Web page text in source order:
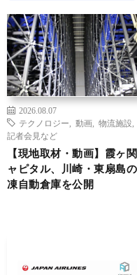
2026.08.07
テクノロジー
動画 物流施設
記者会見など
【現地取材・動画】霞ヶ
ャピタル、川崎・東扇島
凍自動倉庫を公開